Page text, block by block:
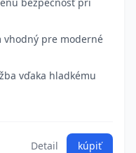
vhodný pre moderné
vďaka hladkému
Detail kúpiť